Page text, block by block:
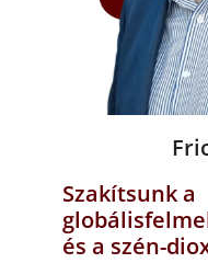
Szakítsunk a
és a szén-